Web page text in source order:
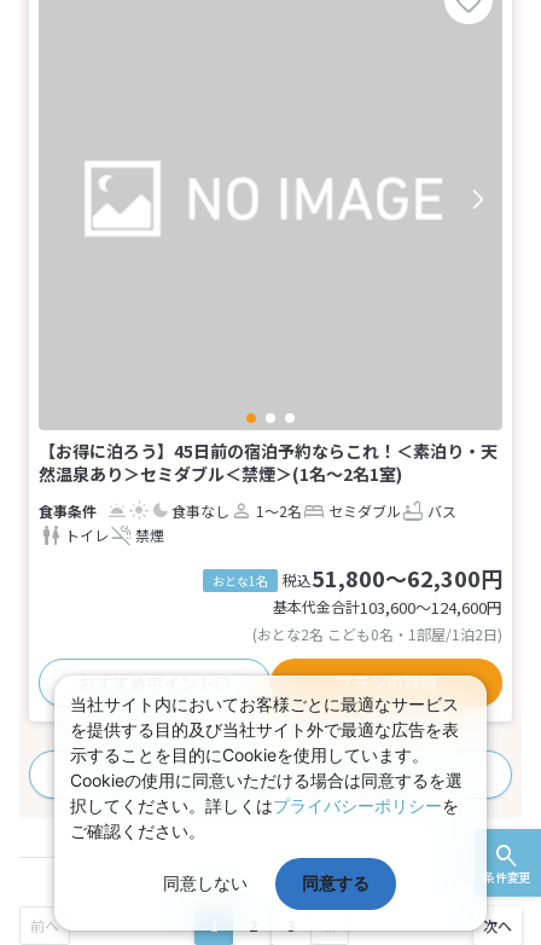
条件変更
【お得に泊ろう】45日前の宿泊予約ならこれ！＜素泊り・天
然温泉あり＞セミダブル＜禁煙＞(1名～2名1室)
食事なし 1～2名 セミダブル
バス
トイレ
禁煙
おとな1名 税込51,800～62,300円
基本代金合計103,600〜124,600円
(おとな2名 こども0名・1部屋/1泊2日)
おすすめポイント プランの詳細
すべてのプランを見る(97プラン、16部屋タイプ)
当社サイト内においてお客様ごとに最適なサービス
を提供する目的及び当社サイト外で最適な広告を表
示することを目的にCookieを使用しています。
Cookieの使用に同意いただける場合は同意するを選
択してください。詳しくはプライバシーポリシーを
ご確認ください。
同意しない 同意する